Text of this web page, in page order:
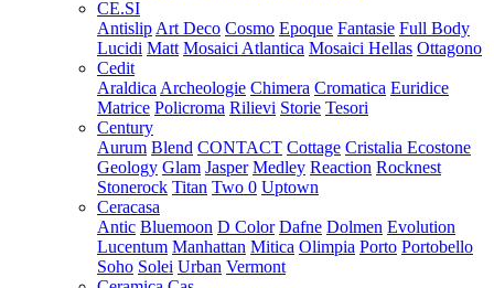
CE.SI
Antislip Art Deco Cosmo Epoque Fantasie Full Body
Lucidi Matt Mosaici Atlantica Mosaici Hellas Ottagono
Cedit
Araldica Archeologie Chimera Cromatica Euridice
Matrice Policroma Rilievi Storie Tesori
Century
Aurum Blend CONTACT Cottage Cristalia Ecostone
Geology Glam Jasper Medley Reaction Rocknest
Stonerock Titan Two 0 Uptown
Ceracasa
Antic Bluemoon D Color Dafne Dolmen Evolution
Lucentum Manhattan Mitica Olimpia Porto Portobello
Soho Solei Urban Vermont